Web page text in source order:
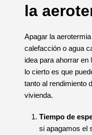
la
Apagar la
calefacción o agua
idea para ahorrar en
lo cierto es que
tanto al rendimiento
vivienda.
Tiempo de
si apagamos el